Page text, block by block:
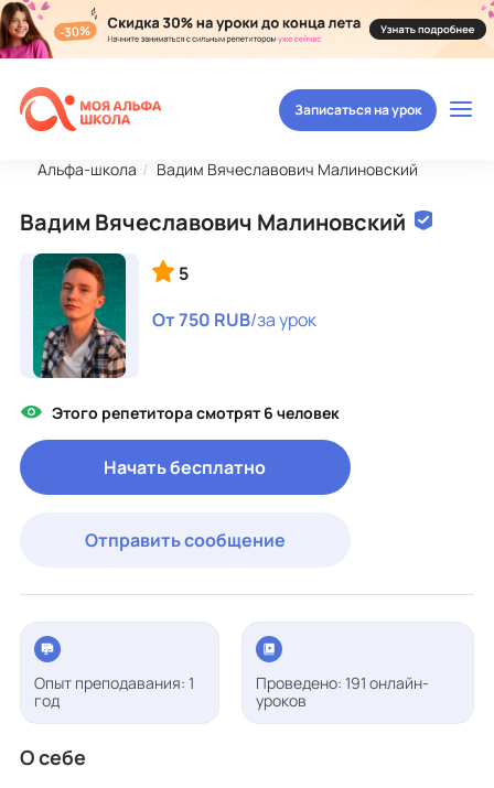
Записаться на урок
Альфа-школа Вадим Вячеславович Малиновский
Вадим Вячеславович Малиновский
5
От 750 RUB/за урок
Этого репетитора смотрят 6 человек
Начать бесплатно
Отправить сообщение
Опыт преподавания: 1
год
Проведено: 191 онлайн-
уроков
О себе